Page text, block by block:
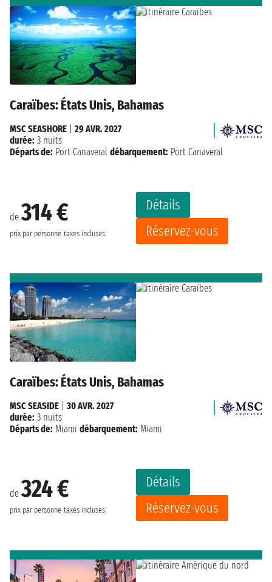
Caraïbes: États Unis, Bahamas
de314 €
prix par personne taxes incluses
Détails
Réservez-vous
MSC SEASHORE
29 AVR. 2027
durée: 3 nuits
Départs de: Port Canaveral débarquement: Port Canaveral
Caraïbes: États Unis, Bahamas
de324 €
prix par personne taxes incluses
Détails
Réservez-vous
MSC SEASIDE
30 AVR. 2027
durée: 3 nuits
Départs de: Miami débarquement: Miami